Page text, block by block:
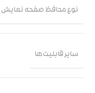
نوع محافظ صفحه
سایر قابلیت‌ها